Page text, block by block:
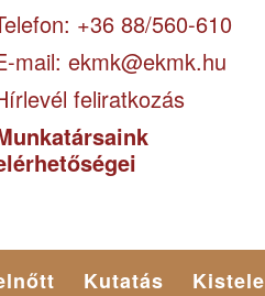
+36 88/560-610
mail: ekmk@ekmk.hu
feliratkozás
Kutatás